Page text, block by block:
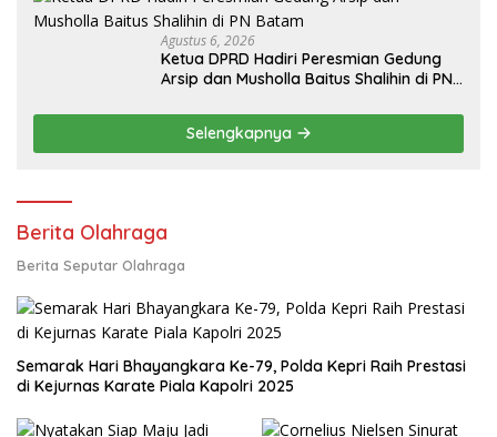
Agustus 6, 2026
Ketua DPRD Hadiri Peresmian Gedung
Arsip dan Musholla Baitus Shalihin di PN
Selengkapnya
Berita Olahraga
Berita Seputar Olahraga
Semarak Hari Bhayangkara Ke-79, Polda Kepri Raih Prestasi
di Kejurnas Karate Piala Kapolri 2025